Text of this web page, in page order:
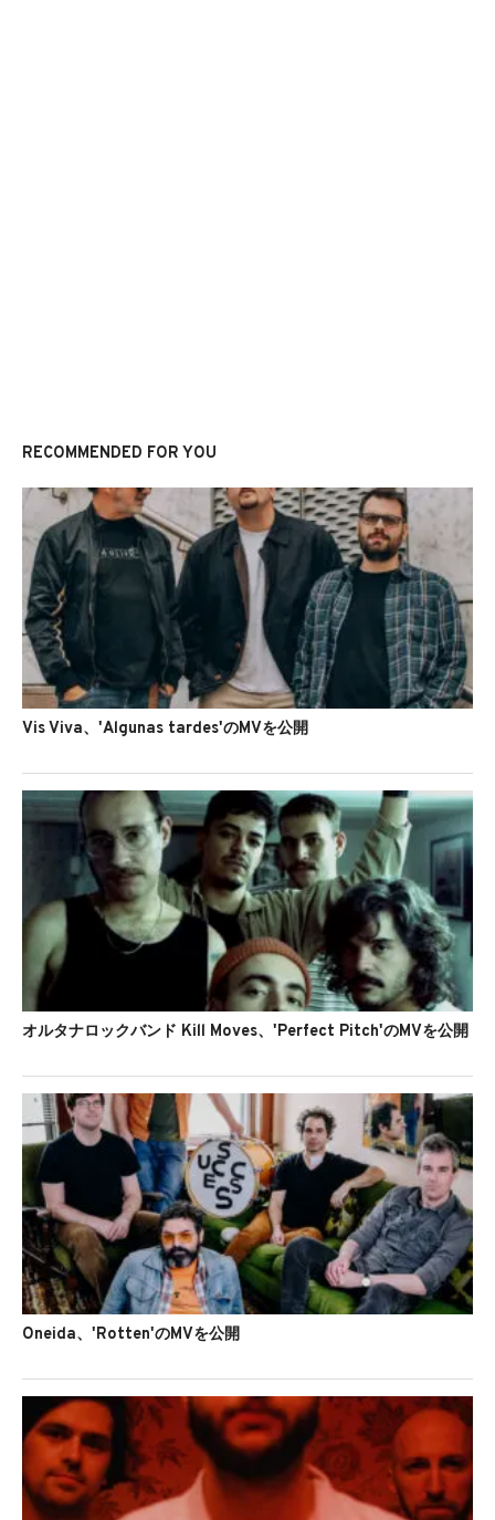
RECOMMENDED FOR YOU
Vis Viva、'Algunas tardes'のMVを公開
オルタナロックバンド Kill Moves、'Perfect Pitch'のMVを公開
Oneida、'Rotten'のMVを公開